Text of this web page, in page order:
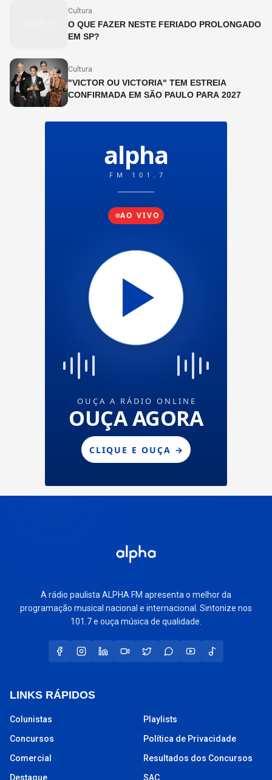
Cultura
O QUE FAZER NESTE FERIADO PROLONGADO
EM SP?
Cultura
"VICTOR OU VICTORIA" TEM ESTREIA
CONFIRMADA EM SÃO PAULO PARA 2027
A rádio paulista ALPHA FM apresenta o melhor da
programação musical nacional e internacional. Sintonize nos
101.7 e ouça música de qualidade.
LINKS RÁPIDOS
Colunistas
Concursos
Comercial
Destaque
Playlists
Política de Privacidade
Resultados dos Concursos
SAC